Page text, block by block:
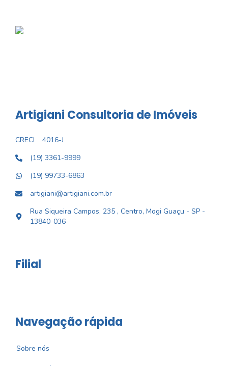
Artigiani Consultoria de Imóveis
CRECI
4016-J
(19) 3361-9999
(19) 99733-6863
artigiani@artigiani.com.br
Rua Siqueira Campos, 235 , Centro, Mogi Guaçu - SP -
13840-036
Filial
Navegação rápida
Sobre nós